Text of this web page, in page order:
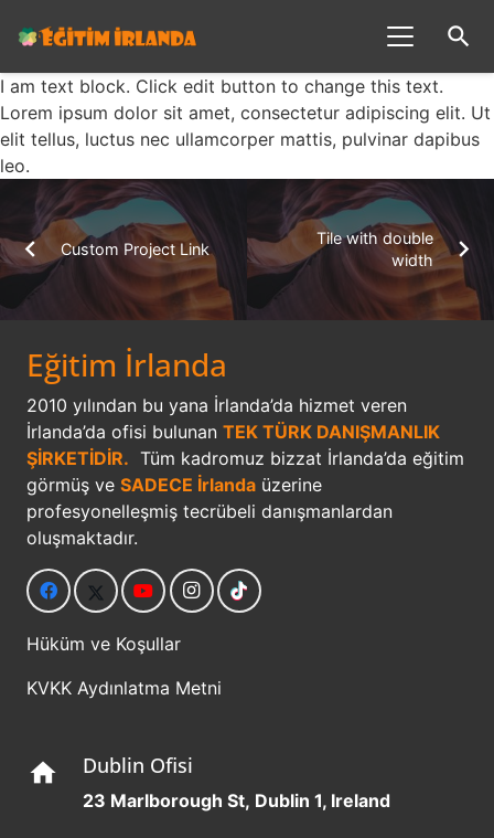
search
I am text block. Click edit button to change this text.
Lorem ipsum dolor sit amet, consectetur adipiscing elit. Ut
elit tellus, luctus nec ullamcorper mattis, pulvinar dapibus
leo.
Custom Project Link
Tile with double
width
Eğitim İrlanda
2010 yılından bu yana İrlanda’da hizmet veren
İrlanda’da ofisi bulunan TEK TÜRK DANIŞMANLIK
ŞİRKETİDİR. Tüm kadromuz bizzat İrlanda’da eğitim
görmüş ve SADECE İrlanda üzerine
profesyonelleşmiş tecrübeli danışmanlardan
oluşmaktadır.
Hüküm ve Koşullar
KVKK Aydınlatma Metni
home Dublin Ofisi
23 Marlborough St, Dublin 1, Ireland